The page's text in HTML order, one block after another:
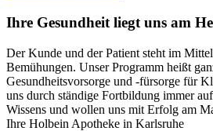
Ihre Gesundheit liegt uns am
Der Kunde und der Patient steht im
Bemühungen. Unser Programm heißt
Gesundheitsvorsorge und -fürsorge für
uns durch ständige Fortbildung immer
Wissens und wollen uns mit Erfolg am
Ihre Holbein Apotheke in Karlsruhe